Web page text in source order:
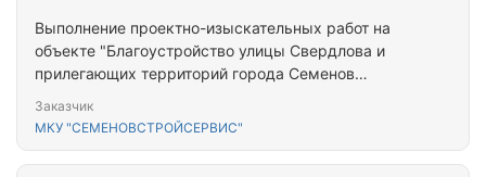
Выполнение проектно-изыскательных работ на
объекте "Благоустройство улицы Свердлова и
прилегающих территорий города Семенов
Заказчик
МКУ "СЕМЕНОВСТРОЙСЕРВИС"